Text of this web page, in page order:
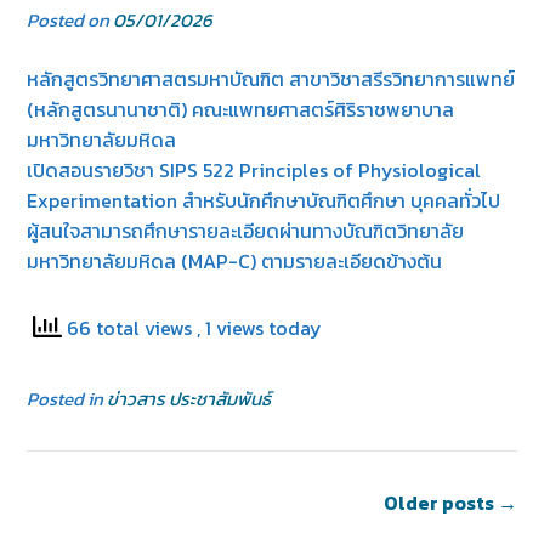
Posted on05/01/2026
หลักสูตรวิทยาศาสตรมหาบัณฑิต สาขาวิชาสรีรวิทยาการแพทย์
(หลักสูตรนานาชาติ) คณะแพทยศาสตร์ศิริราชพยาบาล
มหาวิทยาลัยมหิดล
เปิดสอนรายวิชา SIPS 522 Principles of Physiological
Experimentation สำหรับนักศึกษาบัณฑิตศึกษา บุคคลทั่วไป
ผู้สนใจสามารถศึกษารายละเอียดผ่านทางบัณฑิตวิทยาลัย
มหาวิทยาลัยมหิดล (MAP-C) ตามรายละเอียดข้างต้น
66 total views , 1 views today
Posted inข่าวสาร ประชาสัมพันธ์
Older posts →